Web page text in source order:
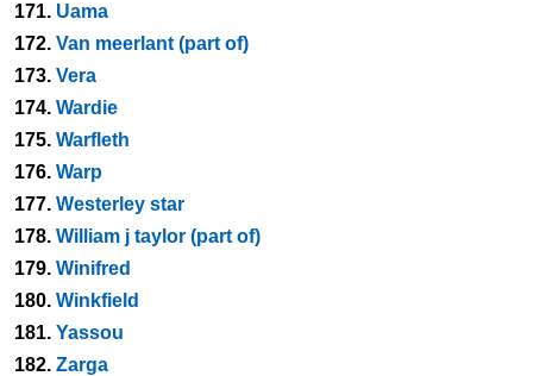
171. Uama
172. Van meerlant (part of)
173. Vera
174. Wardie
175. Warfleth
176. Warp
177. Westerley star
178. William j taylor (part of)
179. Winifred
180. Winkfield
181. Yassou
182. Zarga